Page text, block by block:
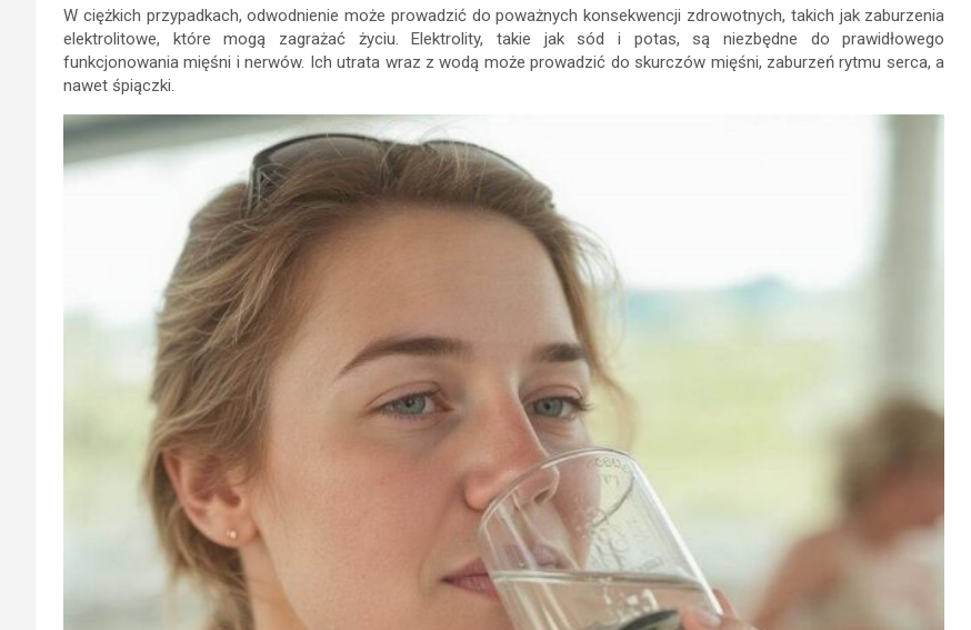
W ciężkich przypadkach, odwodnienie może prowadzić do poważnych konsekwencji zdrowotnych, takich jak zaburzenia
elektrolitowe, które mogą zagrażać życiu. Elektrolity, takie jak sód i potas, są niezbędne do prawidłowego
funkcjonowania mięśni i nerwów. Ich utrata wraz z wodą może prowadzić do skurczów mięśni, zaburzeń rytmu serca, a
nawet śpiączki.